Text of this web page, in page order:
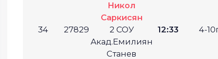
34 27829
Никол
Саркисян
2 СОУ
Акад.Емилиян
Станев
12:33 4-